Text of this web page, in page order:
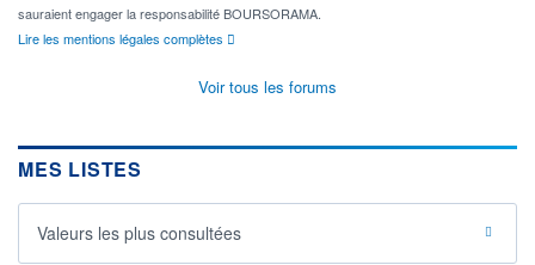
sauraient engager la responsabilité BOURSORAMA.
Lire les mentions légales complètes
Voir tous les forums
MES LISTES
Valeurs les plus consultées